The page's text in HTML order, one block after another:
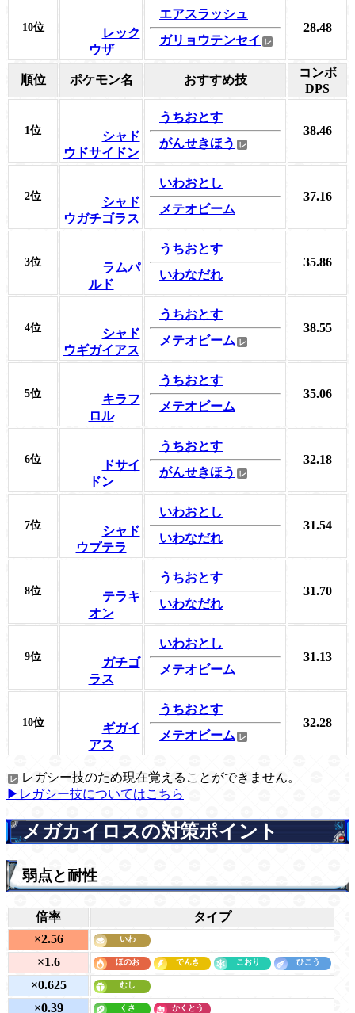
10位
レック
ウザ
エアスラッシュ
ガリョウテンセイ
28.48
順位 ポケモン名 おすすめ技
コンボ
DPS
1位
シャド
ウドサイドン
うちおとす
がんせきほう
38.46
2位
シャド
ウガチゴラス
いわおとし
メテオビーム
37.16
3位
ラムパ
ルド
うちおとす
いわなだれ
35.86
4位
シャド
ウギガイアス
うちおとす
メテオビーム
38.55
5位
キラフ
ロル
うちおとす
メテオビーム
35.06
6位
ドサイ
ドン
うちおとす
がんせきほう
32.18
7位
シャド
ウプテラ
いわおとし
いわなだれ
31.54
8位
テラキ
オン
うちおとす
いわなだれ
31.70
9位
ガチゴ
ラス
いわおとし
メテオビーム
31.13
10位
ギガイ
アス
うちおとす
メテオビーム
32.28
レガシー技のため現在覚えることができません。
▶レガシー技についてはこちら
メガカイロスの対策ポイント
弱点と耐性
倍率
タイプ
×2.56
×1.6
×0.625
×0.39